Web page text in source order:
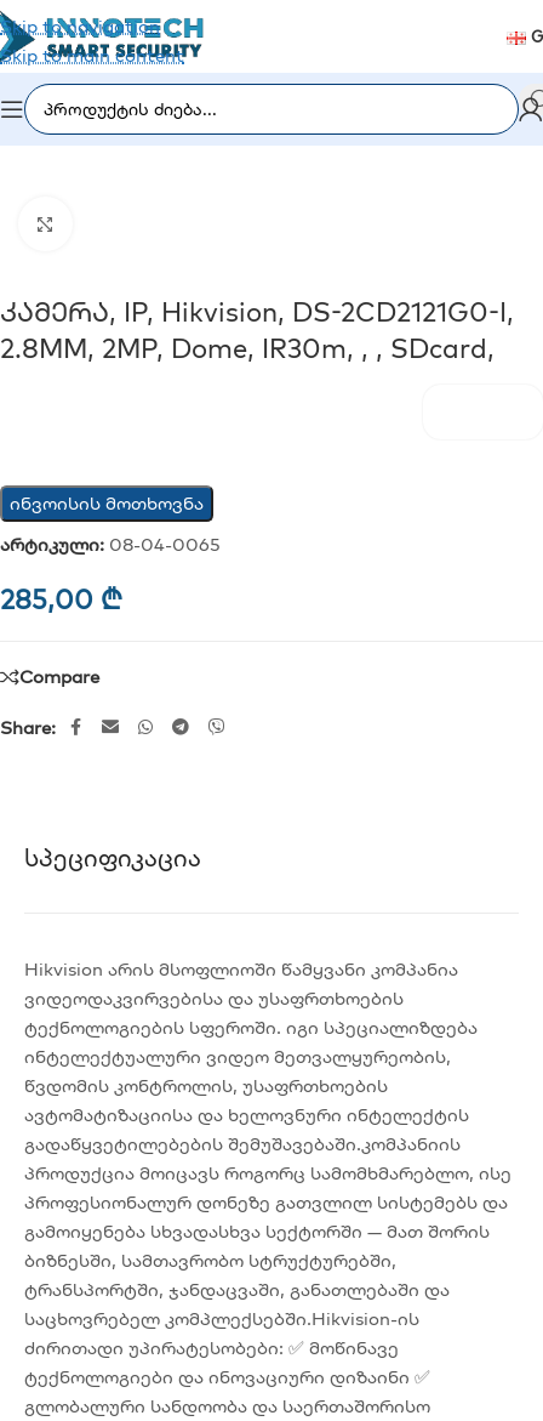
Skip to navigation
Skip to main content
მთავარი/ვიდეომეთვალყურეობა/IP კამერები
Კამერა, IP, Hikvision, DS-2CD2121G0-I,
2.8MM, 2MP, Dome, IR30m, , , SDcard,
ინვოისის მოთხოვნა
არტიკული: 08-04-0065
285,00 ₾
Compare
Share:
Სპეციფიკაცია
Hikvision არის მსოფლიოში წამყვანი კომპანია
ვიდეოდაკვირვებისა და უსაფრთხოების
ტექნოლოგიების სფეროში. იგი სპეციალიზდება
ინტელექტუალური ვიდეო მეთვალყურეობის,
წვდომის კონტროლის, უსაფრთხოების
ავტომატიზაციისა და ხელოვნური ინტელექტის
გადაწყვეტილებების შემუშავებაში.კომპანიის
პროდუქცია მოიცავს როგორც სამომხმარებლო, ისე
პროფესიონალურ დონეზე გათვლილ სისტემებს და
გამოიყენება სხვადასხვა სექტორში — მათ შორის
ბიზნესში, სამთავრობო სტრუქტურებში,
ტრანსპორტში, ჯანდაცვაში, განათლებაში და
საცხოვრებელ კომპლექსებში.Hikvision-ის
ძირითადი უპირატესობები: ✅ მოწინავე
ტექნოლოგიები და ინოვაციური დიზაინი ✅
გლობალური სანდოობა და საერთაშორისო